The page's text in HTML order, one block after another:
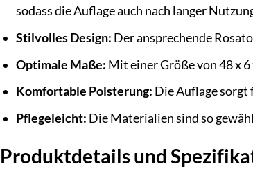
sodass die Auflage auch nach langer
Stilvolles Design: Der ansprechende
Optimale Maße: Mit einer Größe von 48 x
Komfortable Polsterung: Die Auflage sorgt
Pflegeleicht: Die Materialien sind so
Produktdetails und